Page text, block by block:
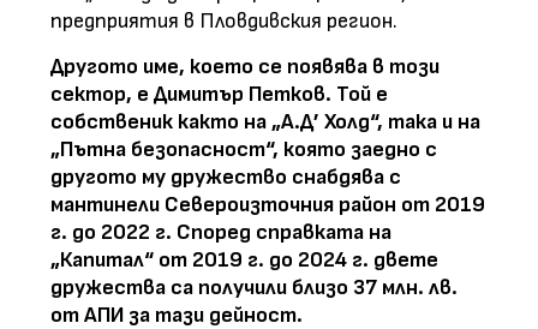
предприятия в Пловдивския регион.
Другото име, което се появява в този
сектор, е Димитър Петков. Той е
собственик както на „А.Д’ Холд“, така и на
„Пътна безопасност“, която заедно с
другото му дружество снабдява с
мантинели Североизточния район от 2019
г. до 2022 г. Според справката на
„Капитал“ от 2019 г. до 2024 г. двете
дружества са получили близо 37 млн. лв.
от АПИ за тази дейност.